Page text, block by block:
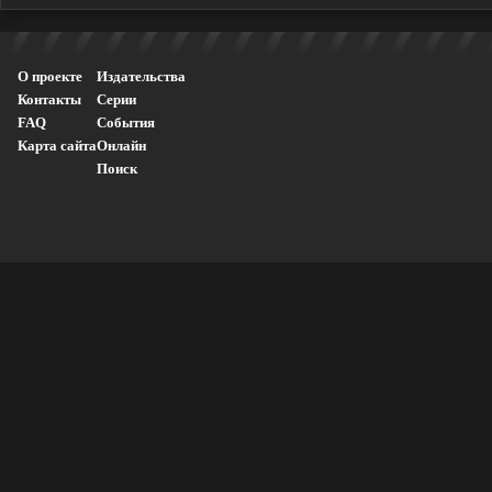
О проекте
Контакты
FAQ
Карта сайта
Издательства
Серии
События
Онлайн
Поиск